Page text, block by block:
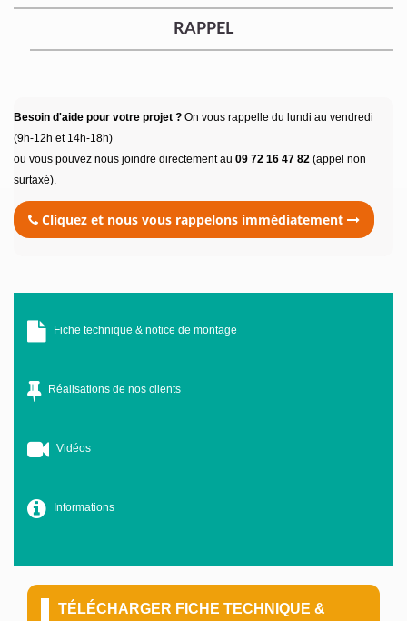
RAPPEL
Besoin d'aide pour votre projet ? On vous rappelle du lundi au vendredi
(9h-12h et 14h-18h)
ou vous pouvez nous joindre directement au 09 72 16 47 82 (appel non
surtaxé).
Cliquez et nous vous rappelons immédiatement
Fiche technique & notice de montage
Réalisations de nos clients
Vidéos
Informations
TÉLÉCHARGER FICHE TECHNIQUE &